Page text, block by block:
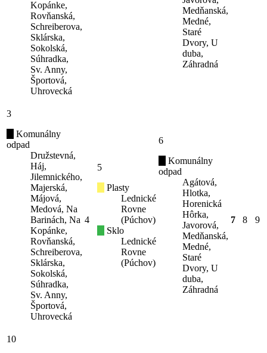
Kopánke,
Rovňanská,
Schreiberova,
Sklárska,
Sokolská,
Súhradka,
Sv. Anny,
Športová,
Uhrovecká
Medňanská,
Medné,
Staré
Dvory, U
duba,
Záhradná
3
Komunálny
odpad
Družstevná,
Háj,
Jilemnického,
Majerská,
Májová,
Medová, Na
Barinách, Na
Kopánke,
Rovňanská,
Schreiberova,
Sklárska,
Sokolská,
Súhradka,
Sv. Anny,
Športová,
Uhrovecká
4
5
Plasty
Lednické
Rovne
(Púchov)
Sklo
Lednické
Rovne
(Púchov)
6
Komunálny
odpad
Agátová,
Hlotka,
Horenická
Hôrka,
Javorová,
Medňanská,
Medné,
Staré
Dvory, U
duba,
Záhradná
7 8 9
10